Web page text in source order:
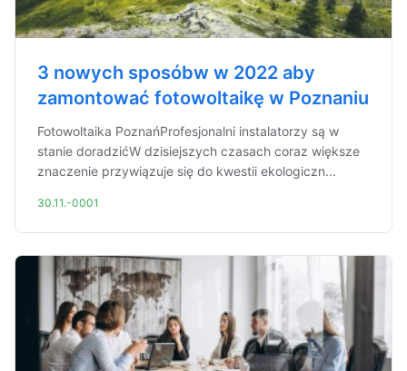
3 nowych sposóbw w 2022 aby
zamontować fotowoltaikę w Poznaniu
Fotowoltaika PoznańProfesjonalni instalatorzy są w
stanie doradzićW dzisiejszych czasach coraz większe
znaczenie przywiązuje się do kwestii ekologiczn...
30.11.-0001